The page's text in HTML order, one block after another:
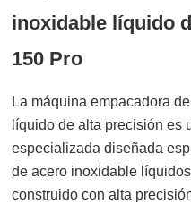
inoxidable líquido
150 Pro
La máquina empacadora
líquido de alta precisión es
especializada diseñada
de acero inoxidable
construido con alta